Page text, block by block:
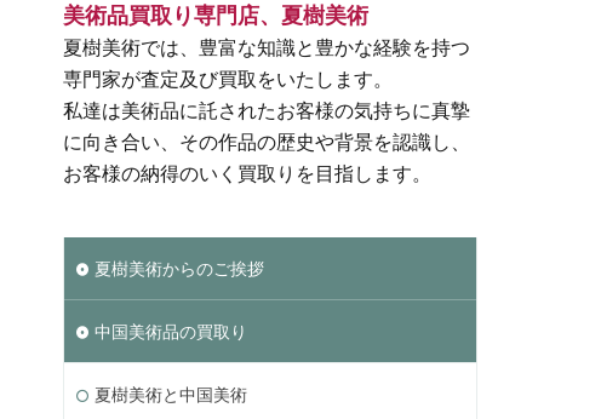
美術品買取り専門店、夏樹美術
夏樹美術では、豊富な知識と豊かな経験を持つ
専門家が査定及び買取をいたします。
私達は美術品に託されたお客様の気持ちに真摯
に向き合い、その作品の歴史や背景を認識し、
お客様の納得のいく買取りを目指します。
夏樹美術からのご挨拶
中国美術品の買取り
夏樹美術と中国美術